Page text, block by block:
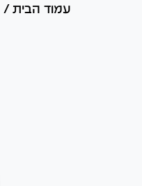
עמוד הבית /